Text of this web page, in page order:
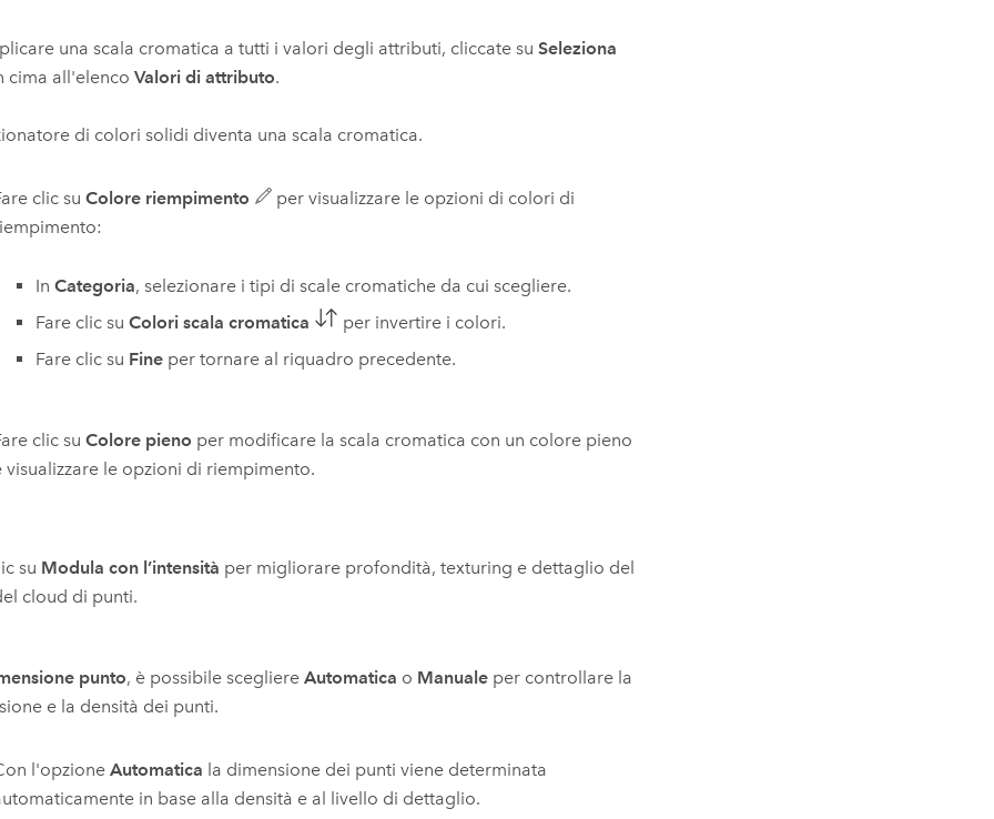
una scala cromatica a tutti i valori degli attributi, cliccate suSeleziona
cima all'elencoValori di attributo.
di colori solidi diventa una scala cromatica.
clic su Colore riempimento
per visualizzare le opzioni di colori di
In Categoria, selezionare i tipi di scale cromatiche da cui scegliere.
Fare clic su Colori scala cromatica
per invertire i colori.
Fare clic su Fineper tornare al riquadro precedente.
clic su Colore pieno per modificare la scala cromatica con un colore pieno
visualizzare le opzioni di riempimento.
su Modula con l’intensità per migliorare profondità, texturing e dettaglio del
cloud di punti.
punto, è possibile scegliereAutomatica o Manuale per controllare la
e la densità dei punti.
l'opzione Automatica la dimensione dei punti viene determinata
in base alla densità e al livello di dettaglio.